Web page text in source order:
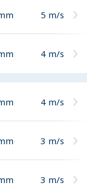
5 m/s
4 m/s
4 m/s
3 m/s
3 m/s